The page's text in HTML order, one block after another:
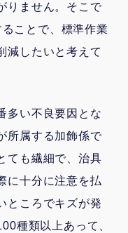
りません。そこで
ことで、標準作業
減したいと考えて
多い不良要因とな
所属する加飾係で
ても繊細で、治具
に十分に注意を払
ところでキズが発
種類以上あって、